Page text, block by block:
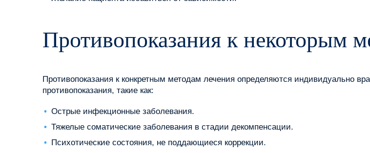
Противопоказания к некоторым
Противопоказания к конкретным методам лечения определяются индивидуально
противопоказания, такие как:
Острые инфекционные заболевания.
Тяжелые соматические заболевания в стадии декомпенсации.
Психотические состояния, не поддающиеся коррекции.